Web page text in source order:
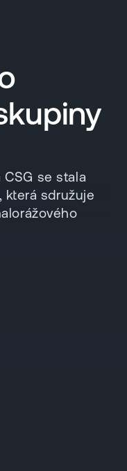
se stala
která sdružuje